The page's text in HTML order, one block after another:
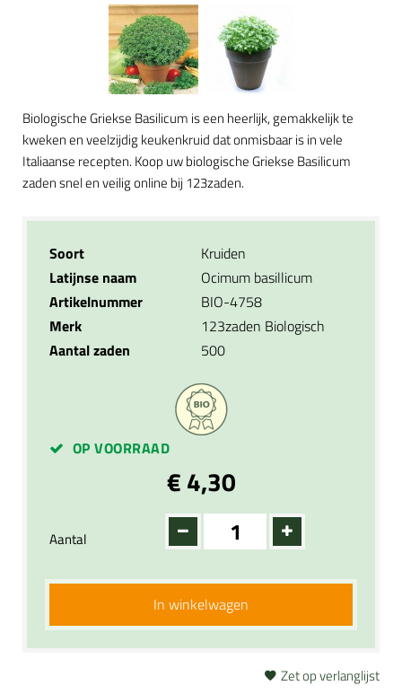
Biologische Griekse Basilicum is een heerlijk, gemakkelijk te
kweken en veelzijdig keukenkruid dat onmisbaar is in vele
Italiaanse recepten. Koop uw biologische Griekse Basilicum
zaden snel en veilig online bij 123zaden.
Soort
Kruiden
Latijnse naam
Ocimum basillicum
Artikelnummer
BIO-4758
Merk
123zaden Biologisch
Aantal zaden
500
OP VOORRAAD
€ 4,30
Aantal
In winkelwagen
Zet op verlanglijst